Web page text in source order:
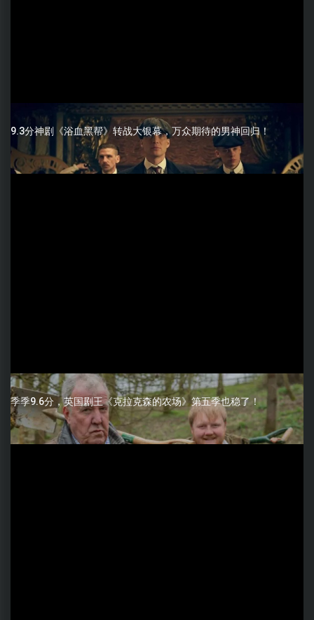
9.3分神剧《浴血黑帮》转战大银幕，万众期待的男神回归！
季季9.6分，英国剧王《克拉克森的农场》第五季也稳了！